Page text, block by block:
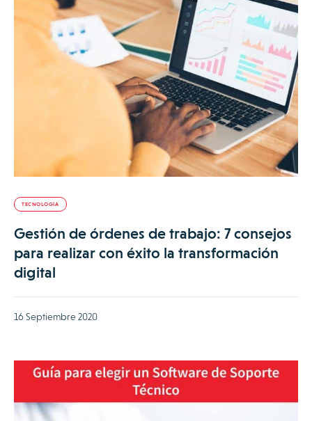
TECNOLOGÍA
Gestión de órdenes de trabajo: 7 consejos
para realizar con éxito la transformación
digital
16 Septiembre 2020